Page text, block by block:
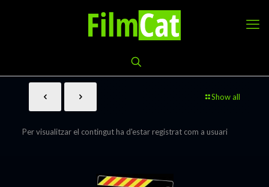
Show all
Per visualitzar el contingut ha d'estar registrat com a usuari